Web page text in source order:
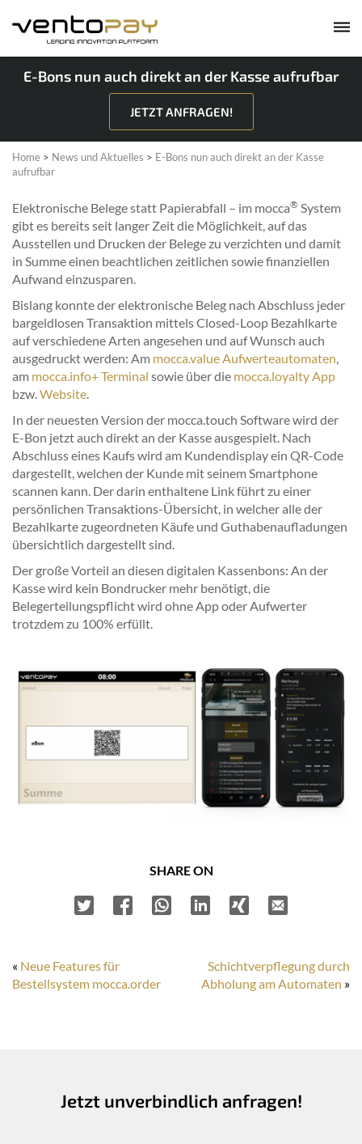
E-Bons nun auch direkt an der Kasse aufrufbar
JETZT ANFRAGEN!
Home > News und Aktuelles > E-Bons nun auch direkt an der Kasse
aufrufbar
Elektronische Belege statt Papierabfall – im mocca® System
gibt es bereits seit langer Zeit die Möglichkeit, auf das
Ausstellen und Drucken der Belege zu verzichten und damit
in Summe einen beachtlichen zeitlichen sowie finanziellen
Aufwand einzusparen.
Bislang konnte der elektronische Beleg nach Abschluss jeder
bargeldlosen Transaktion mittels Closed-Loop Bezahlkarte
auf verschiedene Arten angesehen und auf Wunsch auch
ausgedruckt werden: Am mocca.value Aufwerteautomaten,
am mocca.info+ Terminal sowie über die mocca.loyalty App
bzw.Website.
In der neuesten Version der mocca.touch Software wird der
E-Bon jetzt auch direkt an der Kasse ausgespielt. Nach
Abschluss eines Kaufs wird am Kundendisplay ein QR-Code
dargestellt, welchen der Kunde mit seinem Smartphone
scannen kann. Der darin enthaltene Link führt zu einer
persönlichen Transaktions-Übersicht, in welcher alle der
Bezahlkarte zugeordneten Käufe und Guthabenaufladungen
übersichtlich dargestellt sind.
Der große Vorteil an diesen digitalen Kassenbons: An der
Kasse wird kein Bondrucker mehr benötigt, die
Belegerteilungspflicht wird ohne App oder Aufwerter
trotzdem zu 100% erfüllt.
SHARE ON
« Neue Features für
Bestellsystem mocca.order
Schichtverpflegung durch
Abholung am Automaten »
Jetzt unverbindlich anfragen!